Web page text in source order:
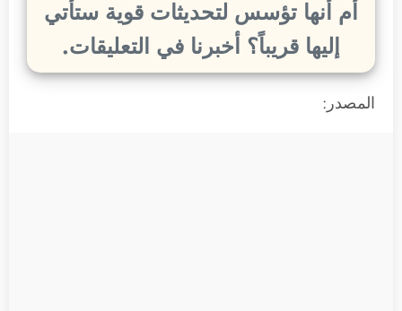
أم أنها تؤسس لتحديثات قوية ستأتي
إليها قريباً؟ أخبرنا في التعليقات.
المصدر: